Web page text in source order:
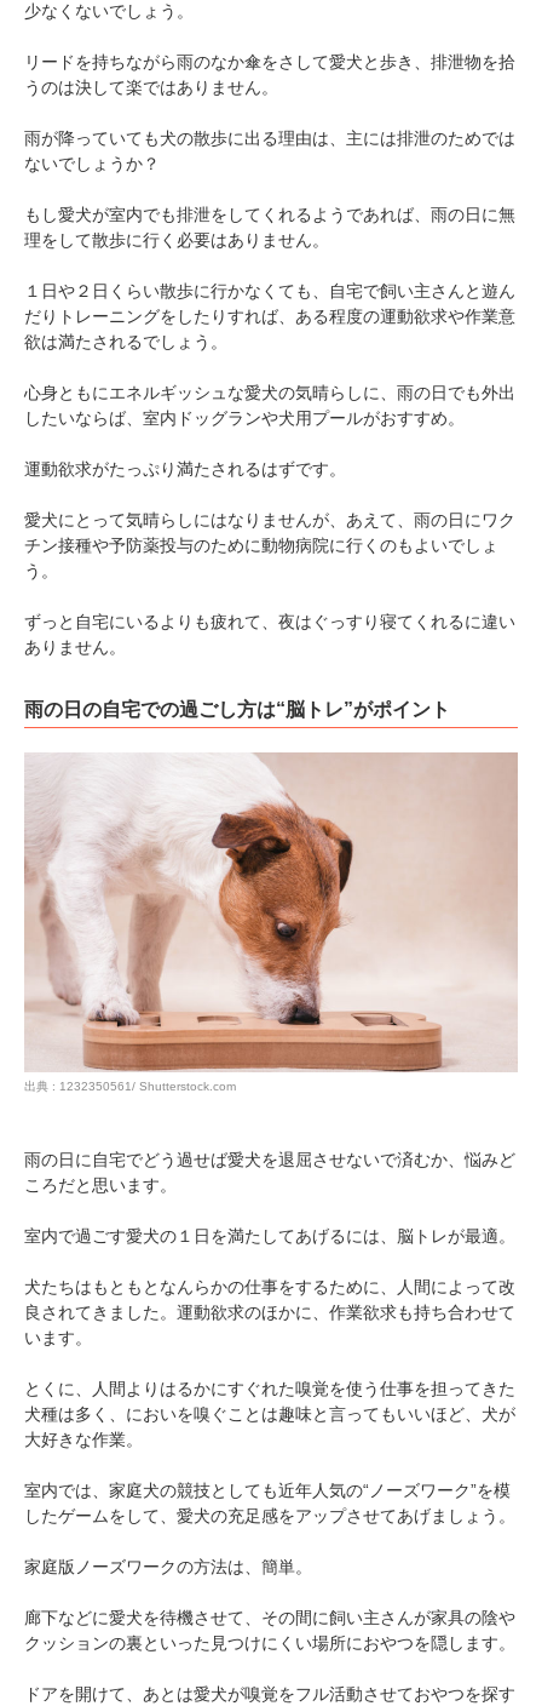
少なくないでしょう。
リードを持ちながら雨のなか傘をさして愛犬と歩き、排泄物を拾
うのは決して楽ではありません。
雨が降っていても犬の散歩に出る理由は、主には排泄のためでは
ないでしょうか？
もし愛犬が室内でも排泄をしてくれるようであれば、雨の日に無
理をして散歩に行く必要はありません。
１日や２日くらい散歩に行かなくても、自宅で飼い主さんと遊ん
だりトレーニングをしたりすれば、ある程度の運動欲求や作業意
欲は満たされるでしょう。
心身ともにエネルギッシュな愛犬の気晴らしに、雨の日でも外出
したいならば、室内ドッグランや犬用プールがおすすめ。
運動欲求がたっぷり満たされるはずです。
愛犬にとって気晴らしにはなりませんが、あえて、雨の日にワク
チン接種や予防薬投与のために動物病院に行くのもよいでしょ
う。
ずっと自宅にいるよりも疲れて、夜はぐっすり寝てくれるに違い
ありません。
雨の日の自宅での過ごし方は“脳トレ”がポイント
出典 : 1232350561/ Shutterstock.com
雨の日に自宅でどう過せば愛犬を退屈させないで済むか、悩みど
ころだと思います。
室内で過ごす愛犬の１日を満たしてあげるには、脳トレが最適。
犬たちはもともとなんらかの仕事をするために、人間によって改
良されてきました。運動欲求のほかに、作業欲求も持ち合わせて
います。
とくに、人間よりはるかにすぐれた嗅覚を使う仕事を担ってきた
犬種は多く、においを嗅ぐことは趣味と言ってもいいほど、犬が
大好きな作業。
室内では、家庭犬の競技としても近年人気の“ノーズワーク”を模
したゲームをして、愛犬の充足感をアップさせてあげましょう。
家庭版ノーズワークの方法は、簡単。
廊下などに愛犬を待機させて、その間に飼い主さんが家具の陰や
クッションの裏といった見つけにくい場所におやつを隠します。
ドアを開けて、あとは愛犬が嗅覚をフル活動させておやつを探す